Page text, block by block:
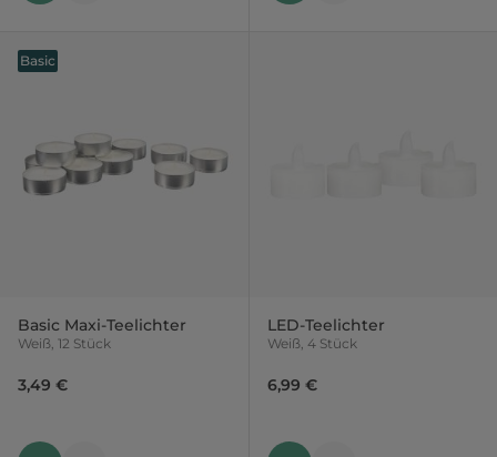
Basic Maxi-Teelichter
Weiß, 12 Stück
3,49 €
Basic
LED-Teelichter
Weiß, 4 Stück
6,99 €